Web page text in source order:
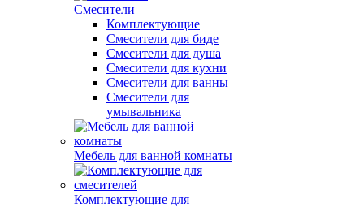
Смесители
Комплектующие
Смесители для биде
Смесители для душа
Смесители для кухни
Смесители для ванны
Смесители для
умывальника
Мебель для ванной комнаты
Комплектующие для